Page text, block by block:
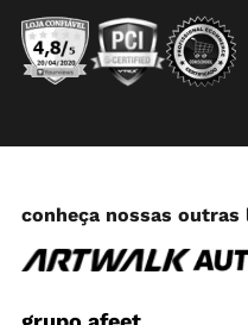
conheça nossas outras